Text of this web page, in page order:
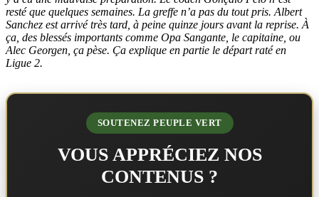
resté que quelques semaines. La greffe n’a pas du tout pris. Albert
Sanchez est arrivé très tard, à peine quinze jours avant la reprise. À
ça, des blessés importants comme Opa Sangante, le capitaine, ou
Alec Georgen, ça pèse. Ça explique en partie le départ raté en
Ligue 2.
SOUTENEZ PEUPLE VERT
VOUS APPRÉCIEZ NOS
CONTENUS ?